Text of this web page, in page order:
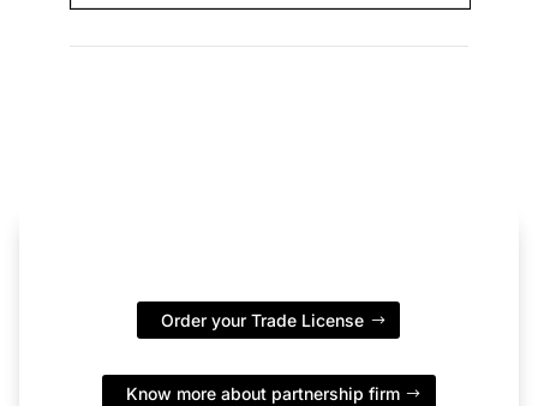
Order your Trade License
Know more about partnership firm